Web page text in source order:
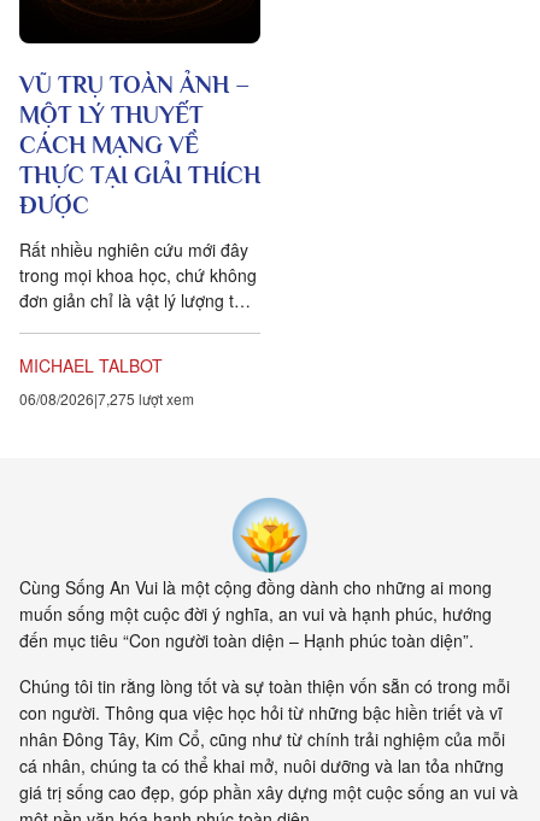
VŨ TRỤ TOÀN ẢNH –
MỘT LÝ THUYẾT
CÁCH MẠNG VỀ
THỰC TẠI GIẢI THÍCH
ĐƯỢC
Rất nhiều nghiên cứu mới đây
trong mọi khoa học, chứ không
đơn giản chỉ là vật lý lượng tử,
chúng ta tưởng. Một câu
chuyện khoa học đang xuất
kết nối. Khía cạnh quan trọng
nhất của sự sống không còn là
vật nữa, mà là mối liên hệ giữa
các vật.
MICHAEL TALBOT
06/08/2026 7,275 lượt xem
Cùng Sống An Vui là một cộng đồng dành cho những ai mong
muốn sống một cuộc đời ý nghĩa, an vui và hạnh phúc, hướng
đến mục tiêu “Con người toàn diện – Hạnh phúc toàn diện”.
Chúng tôi tin rằng lòng tốt và sự toàn thiện vốn sẵn có trong mỗi
con người. Thông qua việc học hỏi từ những bậc hiền triết và vĩ
nhân Đông Tây, Kim Cổ, cũng như từ chính trải nghiệm của mỗi
cá nhân, chúng ta có thể khai mở, nuôi dưỡng và lan tỏa những
giá trị sống cao đẹp, góp phần xây dựng một cuộc sống an vui và